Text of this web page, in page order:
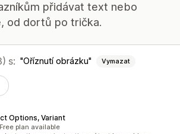
přidávat text nebo
od dortů po trička.
s: Oříznutí obrázku Vymazat
Options, Variant
2245
Free plan available